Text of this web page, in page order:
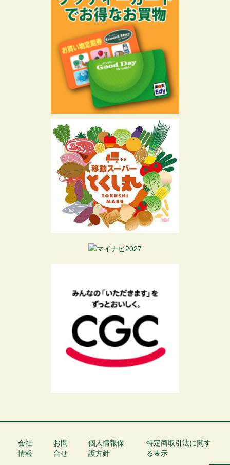
フ
ッ
会社
情報
お問
合せ
個人情報保
護方針
特定商取引法に関す
る表示